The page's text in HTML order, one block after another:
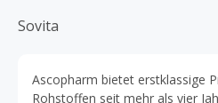
Sovita
Ascopharm bietet erstklassige
Rohstoffen seit mehr als vier